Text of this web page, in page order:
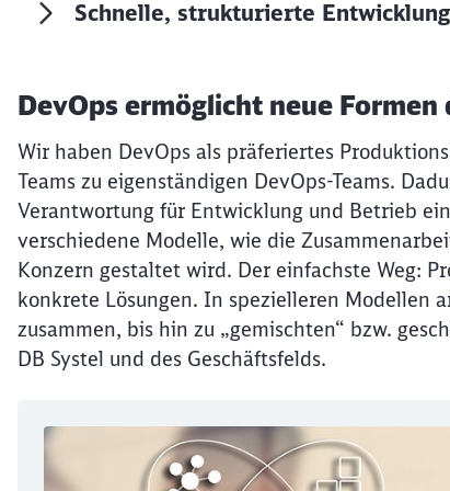
Schnelle, strukturierte
DevOps ermöglicht neue
Wir haben DevOps als präferiertes
Teams zu eigenständigen DevOps-Teams.
Verantwortung für Entwicklung und Betrieb
verschiedene Modelle, wie die
Konzern gestaltet wird. Der einfachste Weg:
konkrete Lösungen. In spezielleren Modellen
zusammen, bis hin zu „gemischten“ bzw.
DB Systel und des Geschäftsfelds.